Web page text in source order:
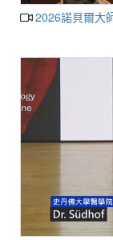
2026諾貝爾大